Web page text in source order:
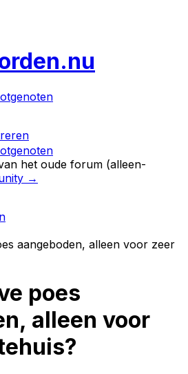
.nu
het oude forum (alleen-
→
aangeboden, alleen voor zeer
poes
alleen voor